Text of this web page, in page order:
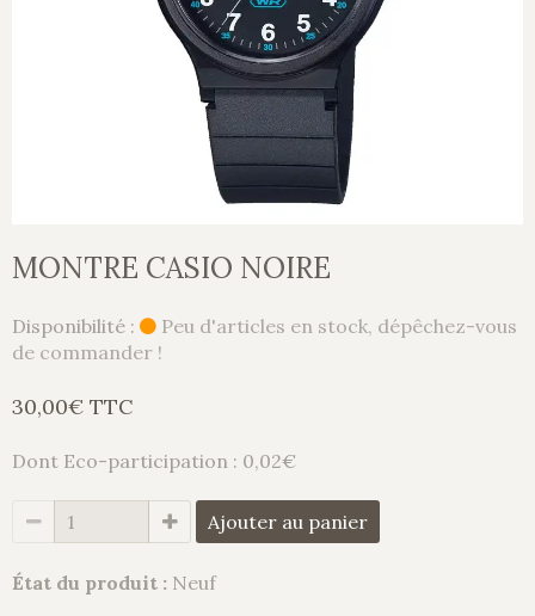
MONTRE CASIO NOIRE
Disponibilité :
Peu d'articles en stock, dépêchez-vous
de commander !
30,00€ TTC
Dont Eco-participation : 0,02€
Ajouter au panier
État du produit : Neuf